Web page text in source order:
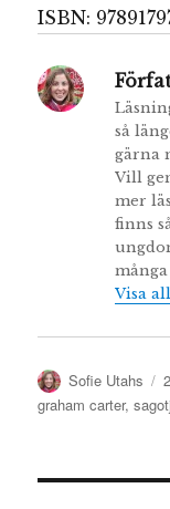
ISBN:
så
gärna
Vill
mer
finns
Visa
Författare
Sofie Utahs
graham carter,